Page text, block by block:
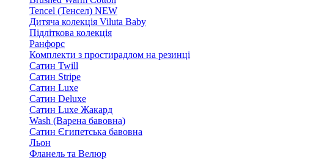
Tencel (Тенсел) NEW
Дитяча колекція Viluta Baby
Підліткова колекція
Ранфорс
Комплекти з простирадлом на резинці
Сатин Twill
Сатин Stripe
Сатин Luxe
Сатин Deluxe
Сатин Luxe Жакард
Wash (Варена бавовна)
Сатин Єгипетська бавовна
Льон
Фланель та Велюр